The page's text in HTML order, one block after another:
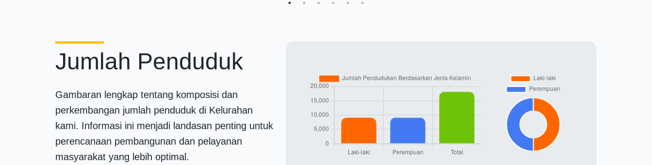
Jumlah Penduduk
Gambaran lengkap tentang komposisi dan
perkembangan jumlah penduduk di Kelurahan
kami. Informasi ini menjadi landasan penting untuk
perencanaan pembangunan dan pelayanan
masyarakat yang lebih optimal.